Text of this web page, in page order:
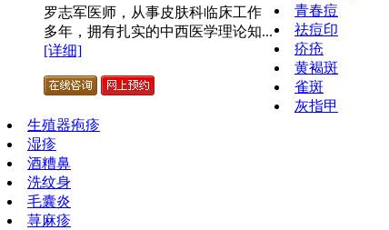
罗志军医师，从事皮肤科临床工作
多年，拥有扎实的中西医学理论知...
[详细]
青春痘
祛痘印
疥疮
黄褐斑
雀斑
灰指甲
生殖器疱疹
湿疹
酒糟鼻
洗纹身
毛囊炎
荨麻疹